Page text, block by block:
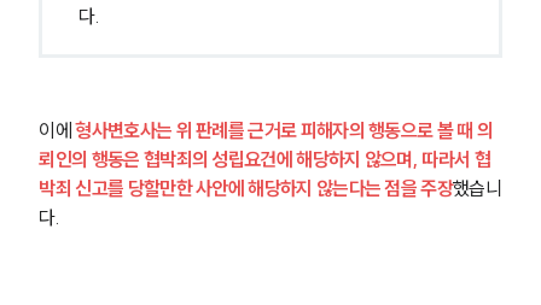
다.
이에 형사변호사는 위 판례를 근거로 피해자의 행동으로 볼 때 의
뢰인의 행동은 협박죄의 성립요건에 해당하지 않으며, 따라서 협
박죄 신고를 당할만한 사안에 해당하지 않는다는 점을 주장했습니
다.